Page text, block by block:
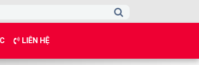
LIÊN HỆ